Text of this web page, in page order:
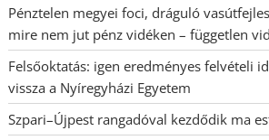
Pénztelen megyei foci, dráguló
mire nem jut pénz vidéken – független
Felsőoktatás: igen eredményes felvételi
vissza a Nyíregyházi Egyetem
Szpari–Újpest rangadóval kezdődik ma